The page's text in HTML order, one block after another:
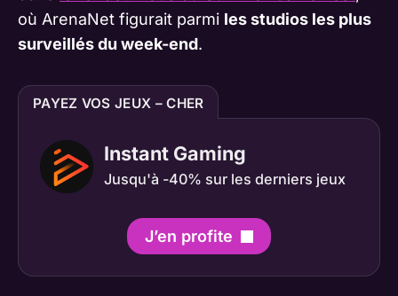
où ArenaNet figurait parmi les studios les plus
surveillés du week-end.
PAYEZ VOS JEUX – CHER
Instant Gaming
Jusqu'à -40% sur les derniers jeux
J’en profite